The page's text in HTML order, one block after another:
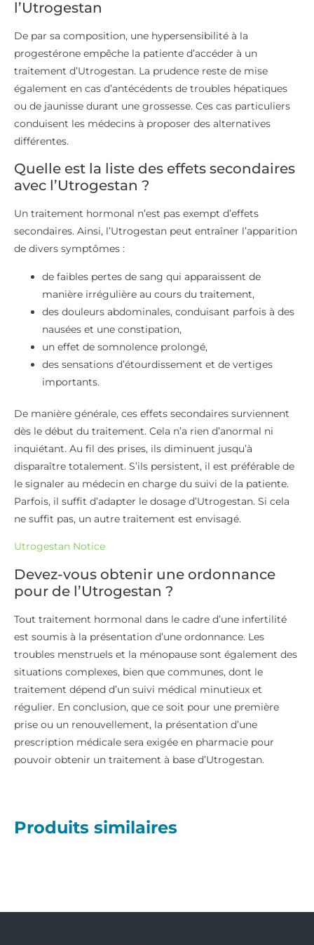
l’Utrogestan
De par sa composition, une hypersensibilité à la
progestérone empêche la patiente d’accéder à un
traitement d’Utrogestan. La prudence reste de mise
également en cas d’antécédents de troubles hépatiques
ou de jaunisse durant une grossesse. Ces cas particuliers
conduisent les médecins à proposer des alternatives
différentes.
Quelle est la liste des effets secondaires
avec l’Utrogestan ?
Un traitement hormonal n’est pas exempt d’effets
secondaires. Ainsi, l’Utrogestan peut entraîner l’apparition
de divers symptômes :
de faibles pertes de sang qui apparaissent de
manière irrégulière au cours du traitement,
des douleurs abdominales, conduisant parfois à des
nausées et une constipation,
un effet de somnolence prolongé,
des sensations d’étourdissement et de vertiges
importants.
De manière générale, ces effets secondaires surviennent
dès le début du traitement. Cela n’a rien d’anormal ni
inquiétant. Au fil des prises, ils diminuent jusqu’à
disparaître totalement. S’ils persistent, il est préférable de
le signaler au médecin en charge du suivi de la patiente.
Parfois, il suffit d’adapter le dosage d’Utrogestan. Si cela
ne suffit pas, un autre traitement est envisagé.
Utrogestan Notice
Devez-vous obtenir une ordonnance
pour de l’Utrogestan ?
Tout traitement hormonal dans le cadre d’une infertilité
est soumis à la présentation d’une ordonnance. Les
troubles menstruels et la ménopause sont également des
situations complexes, bien que communes, dont le
traitement dépend d’un suivi médical minutieux et
régulier. En conclusion, que ce soit pour une première
prise ou un renouvellement, la présentation d’une
prescription médicale sera exigée en pharmacie pour
pouvoir obtenir un traitement à base d’Utrogestan.
Produits similaires